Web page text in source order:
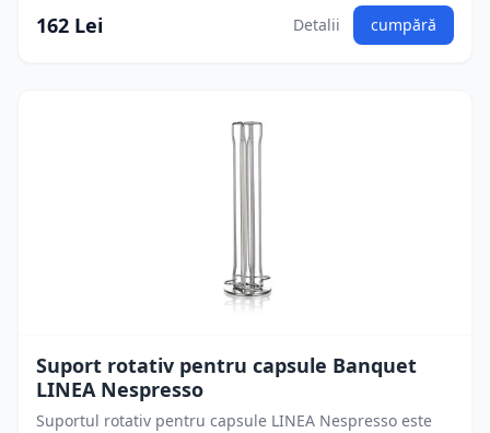
162 Lei Detalii cumpără
Suport rotativ pentru capsule Banquet
LINEA Nespresso
Suportul rotativ pentru capsule LINEA Nespresso este